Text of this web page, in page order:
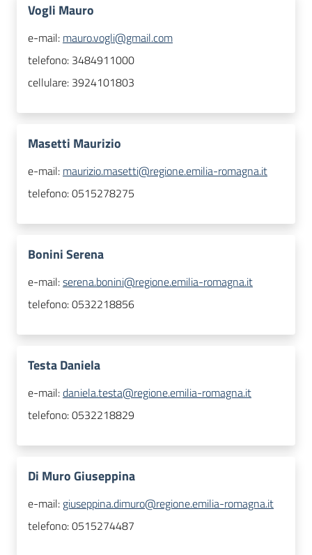
Vogli Mauro
e-mail: mauro.vogli@gmail.com
telefono: 3484911000
cellulare: 3924101803
Masetti Maurizio
e-mail: maurizio.masetti@regione.emilia-romagna.it
telefono:0515278275
Bonini Serena
e-mail:serena.bonini@regione.emilia-romagna.it
telefono:0532218856
Testa Daniela
e-mail:daniela.testa@regione.emilia-romagna.it
telefono:0532218829
Di Muro Giuseppina
e-mail: giuseppina.dimuro@regione.emilia-romagna.it
telefono:0515274487